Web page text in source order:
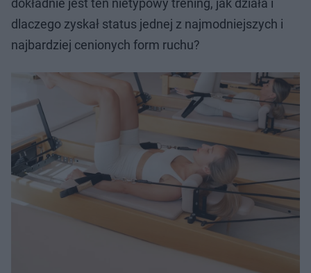
dokładnie jest ten nietypowy trening, jak działa i
dlaczego zyskał status jednej z najmodniejszych i
najbardziej cenionych form ruchu?